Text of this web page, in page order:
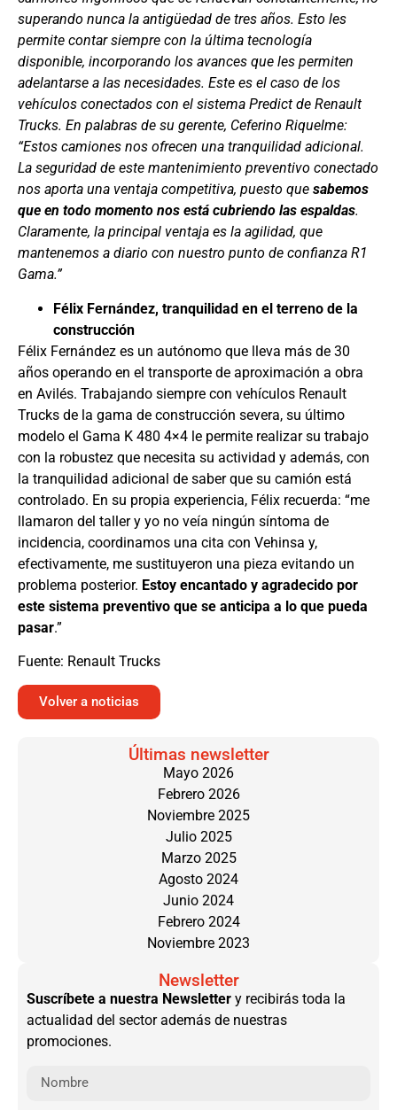
superando nunca la antigüedad de tres años. Esto les
permite contar siempre con la última tecnología
disponible, incorporando los avances que les permiten
adelantarse a las necesidades. Este es el caso de los
vehículos conectados con el sistema Predict de Renault
Trucks. En palabras de su gerente, Ceferino Riquelme:
“Estos camiones nos ofrecen una tranquilidad adicional.
La seguridad de este mantenimiento preventivo conectado
nos aporta una ventaja competitiva, puesto que sabemos
que en todo momento nos está cubriendo las espaldas.
Claramente, la principal ventaja es la agilidad, que
mantenemos a diario con nuestro punto de confianza R1
Gama.”
Félix Fernández, tranquilidad en el terreno de la
construcción
Félix Fernández es un autónomo que lleva más de 30
años operando en el transporte de aproximación a obra
en Avilés. Trabajando siempre con vehículos Renault
Trucks de la gama de construcción severa, su último
modelo el Gama K 480 4×4 le permite realizar su trabajo
con la robustez que necesita su actividad y además, con
la tranquilidad adicional de saber que su camión está
controlado. En su propia experiencia, Félix recuerda: “me
llamaron del taller y yo no veía ningún síntoma de
incidencia, coordinamos una cita con Vehinsa y,
efectivamente, me sustituyeron una pieza evitando un
problema posterior. Estoy encantado y agradecido por
este sistema preventivo que se anticipa a lo que pueda
pasar.”
Fuente: Renault Trucks
Volver a noticias
Últimas newsletter
Mayo 2026
Febrero 2026
Noviembre 2025
Julio 2025
Marzo 2025
Agosto 2024
Junio 2024
Febrero 2024
Noviembre 2023
Newsletter
Suscríbete a nuestra Newsletter y recibirás toda la
actualidad del sector además de nuestras
promociones.